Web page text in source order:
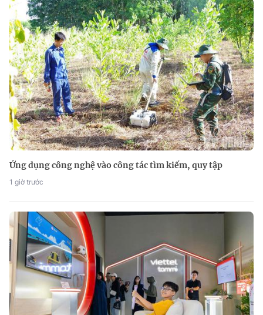
Ứng dụng công nghệ vào công tác tìm kiếm, quy tập
1 giờ trước